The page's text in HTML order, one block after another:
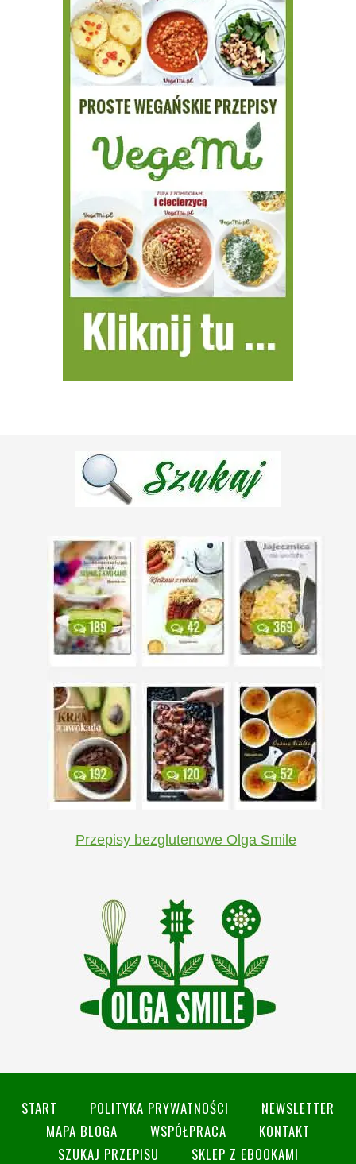
Przepisy bezglutenowe Olga Smile
START POLITYKA PRYWATNOŚCI
NEWSLETTER
MAPA BLOGA
WSPÓŁPRACA
KONTAKT
SZUKAJ PRZEPISU
SKLEP Z EBOOKAMI